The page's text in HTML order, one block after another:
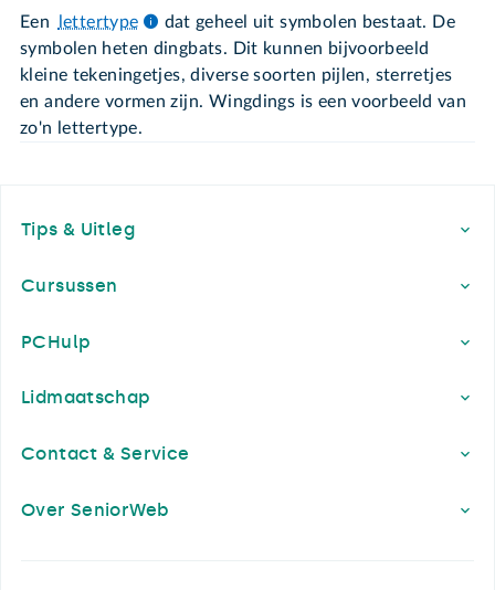
Een lettertype
dat geheel uit symbolen bestaat. De
symbolen heten dingbats. Dit kunnen bijvoorbeeld
kleine tekeningetjes, diverse soorten pijlen, sterretjes
en andere vormen zijn. Wingdings is een voorbeeld van
zo'n lettertype.
Tips & Uitleg
Cursussen
PCHulp
Lidmaatschap
Contact & Service
Over SeniorWeb